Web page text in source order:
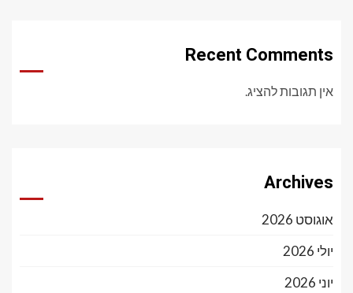
Recent Comments
אין תגובות להציג.
Archives
אוגוסט 2026
יולי 2026
יוני 2026